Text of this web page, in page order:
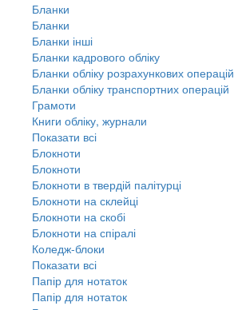
Бланки
Бланки
Бланки інші
Бланки кадрового обліку
Бланки обліку розрахункових операцій
Бланки обліку транспортних операцій
Грамоти
Книги обліку, журнали
Показати всі
Блокноти
Блокноти
Блокноти в твердій палітурці
Блокноти на склейці
Блокноти на скобі
Блокноти на спіралі
Коледж-блоки
Показати всі
Папір для нотаток
Папір для нотаток